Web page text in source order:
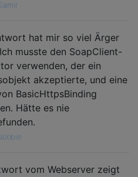
hat mir so viel Ärger
musste den SoapClient-
verwenden, der ein
akzeptierte, und eine
BasicHttpsBinding
Hätte es nie
vom Webserver zeigt